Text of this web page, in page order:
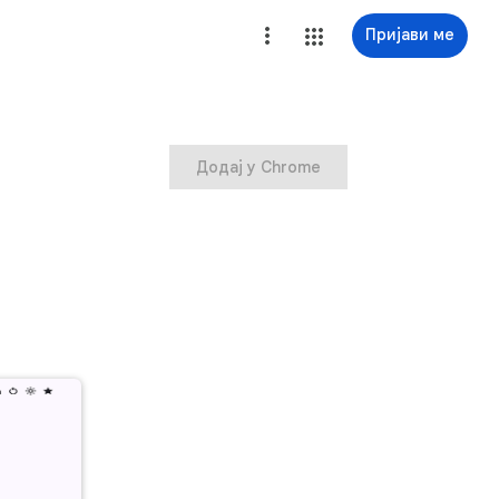
Пријави ме
Додај у Chrome